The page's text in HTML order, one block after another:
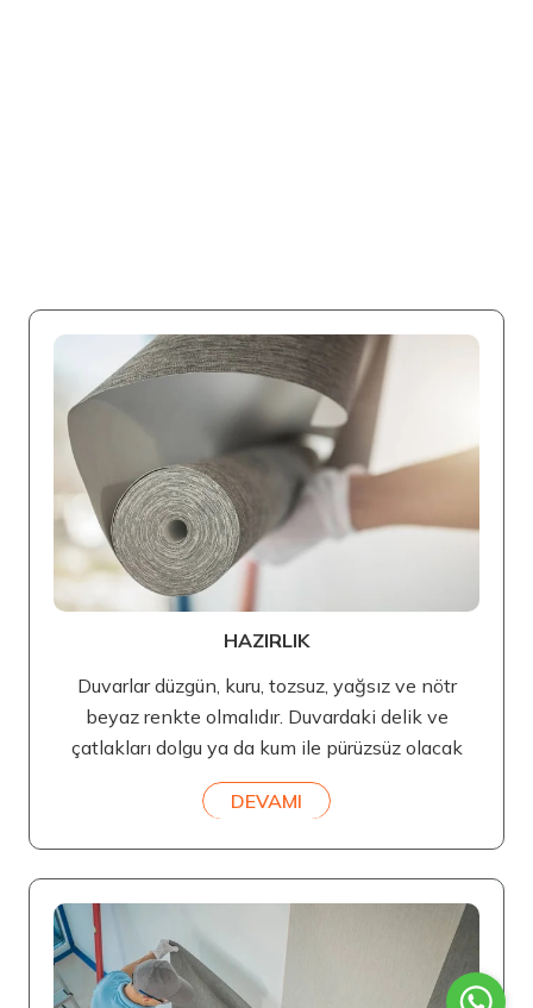
HAZIRLIK
Duvarlar düzgün, kuru, tozsuz, yağsız ve nötr
beyaz renkte olmalıdır. Duvardaki delik ve
çatlakları dolgu ya da kum ile pürüzsüz olacak
DEVAMI